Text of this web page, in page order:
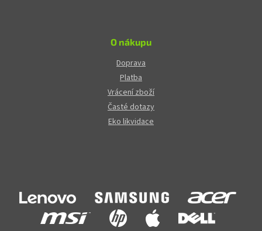
O nákupu
Doprava
Platba
Vrácení zboží
Časté dotazy
Eko likvidace